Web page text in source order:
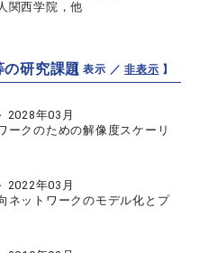
関西学院，他
研究課題【 表示 ／非表示 】
2028年03月
ークのための解像度スケーリ
2022年03月
ネットワークのモデル化とプ